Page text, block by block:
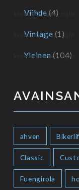
Viihde (4)
Vintage (1)
Yleinen (104)
ahven
Classic
Fuengirola